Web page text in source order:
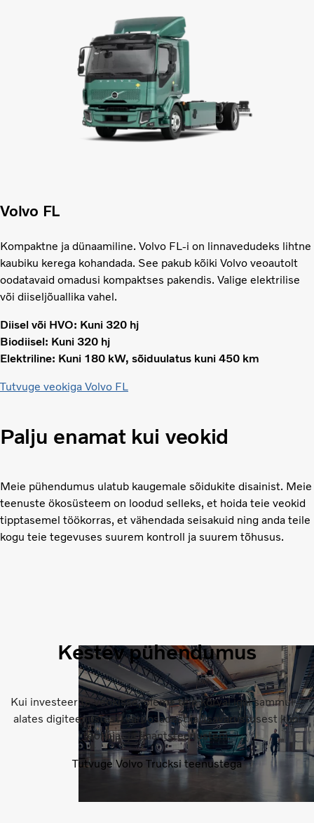
Volvo FL
Kompaktne ja dünaamiline. Volvo FL-i on linnavedudeks lihtne
kaubiku kerega kohandada. See pakub kõiki Volvo veoautolt
oodatavaid omadusi kompaktses pakendis. Valige elektrilise
või diiseljõuallika vahel.
Diisel või HVO: Kuni 320 hj
Biodiisel: Kuni 320 hj
Elektriline: Kuni 180 kW, sõiduulatus kuni 450 km
Tutvuge veokiga Volvo FL
Palju enamat kui veokid
Meie pühendumus ulatub kaugemale sõidukite disainist. Meie
teenuste ökosüsteem on loodud selleks, et hoida teie veokid
tipptasemel töökorras, et vähendada seisakuid ning anda teile
kogu teie tegevuses suurem kontroll ja suurem tõhusus.
Kestev pühendumus
Kui investeerite veokisse, oleme teie kõrval igal sammul –
alates digiteenustest, varuosadest ja lisavarustusest kuni
töökoja- ja finantsteenusteni.
Tutvuge Volvo Trucksi teenustega